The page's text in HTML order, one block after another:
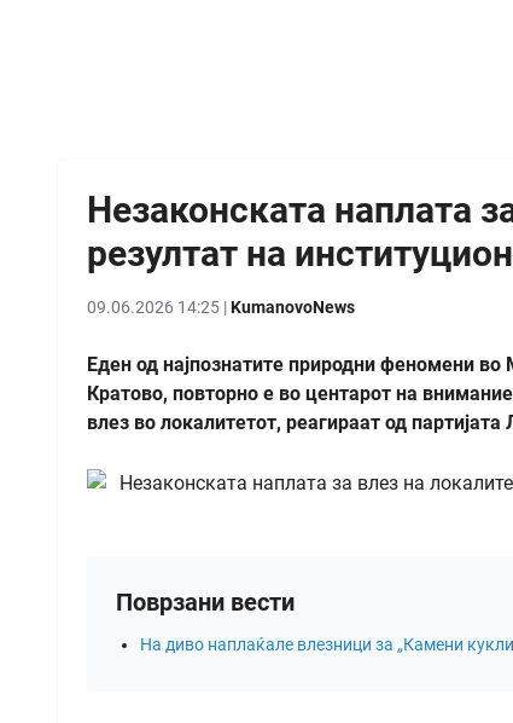
Незаконската наплата
резултат на
09.06.2026 14:25 |KumanovoNews
Еден од најпознатите природни феномени во
Кратово, повторно е во центарот на
влез во локалитетот, реагираат од партијата
Поврзани вести
На диво наплаќале влезници за „Камени